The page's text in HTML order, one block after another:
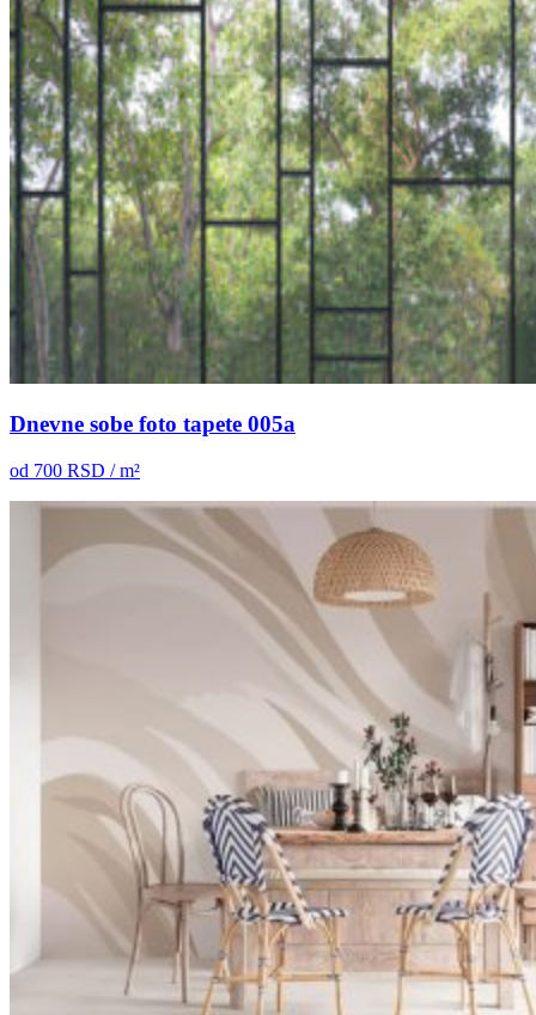
Dnevne sobe foto tapete 005a
od 700 RSD / m²